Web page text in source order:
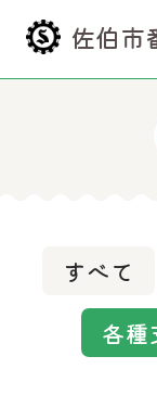
佐伯市
すべて
各種